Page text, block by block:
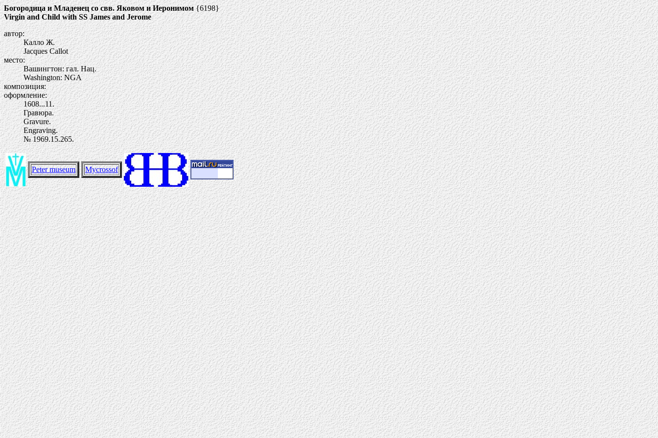
Богородица и Младенец со свв. Яковом и Иеронимом{6198}
Virgin and Child with SS James and Jerome
автор:
Калло Ж.
Jacques Callot
место:
Вашингтон: гал. Нац.
Washington: NGA
композиция:
оформление:
1608...11.
Гравюра.
Gravure.
Engraving.
№ 1969.15.265.
Peter museum Mycrossof